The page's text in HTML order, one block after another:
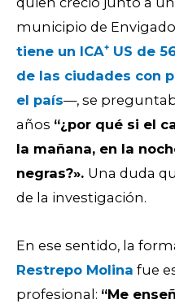
municipio de
tiene un ICA⁺ US de
de las ciudades con
el país—, se
años “¿por qué si el
la mañana, en la
negras?». Una duda
de la investigación.
En ese sentido, la
Restrepo Molina fue
profesional: “Me